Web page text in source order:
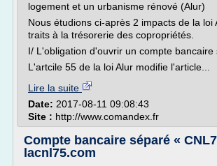
logement et un urbanisme rénové (Alur)
Nous étudions ci-après 2 impacts de la loi
traits à la trésorerie des copropriétés.
I/ L'obligation d'ouvrir un compte bancaire
L'artcile 55 de la loi Alur modifie l'article...
Lire la suite
Date: 2017-08-11 09:08:43
Site : http://www.comandex.fr
Compte bancaire séparé «
lacnl75.com